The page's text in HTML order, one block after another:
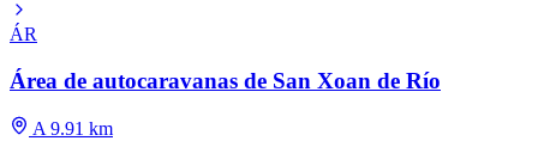
ÁR
Área de autocaravanas de San Xoan de Río
A 9.91 km